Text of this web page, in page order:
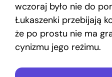
wczoraj było nie do
Łukaszenki przebijają
że po prostu nie ma
cynizmu jego reżimu.